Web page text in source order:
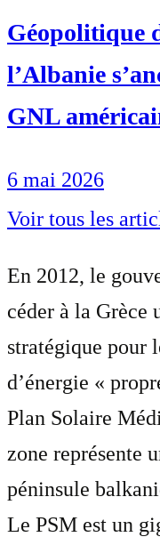
Géopolitique
l’Albanie
GNL
6 mai 2026
Voir tous les
En 2012, le
céder à la Grèce
stratégique pour
d’énergie «
Plan Solaire
zone représente
péninsule
Le PSM est un